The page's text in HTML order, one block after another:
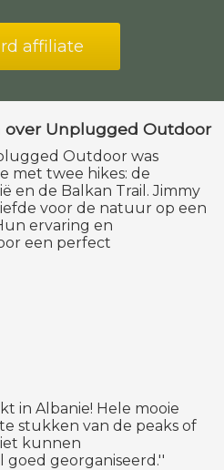
affiliate
Unplugged Outdoor
Outdoor was
met twee hikes: de
en de Balkan Trail. Jimmy
voor de natuur op een
ervaring en
een perfect
in Albanie! Hele mooie
stukken van de peaks of
kunnen
georganiseerd.''